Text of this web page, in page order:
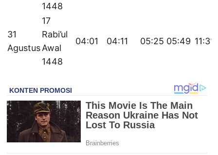
1448
31
Agustus
17
Rabi’ul
Awal
1448
04:01 04:11 05:25 05:49 11:31